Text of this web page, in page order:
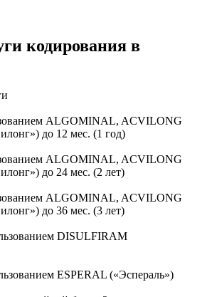
кодирования в
ALGOMINAL, ACVILONG
до 12 мес. (1 год)
ALGOMINAL, ACVILONG
до 24 мес. (2 лет)
ALGOMINAL, ACVILONG
до 36 мес. (3 лет)
DISULFIRAM
ESPERAL («Эспераль»)